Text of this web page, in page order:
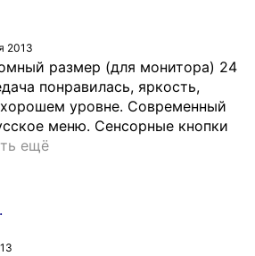
2013
размер (для монитора) 24
понравилась, яркость,
хорошем уровне. Современный
меню. Сенсорные кнопки
ещё